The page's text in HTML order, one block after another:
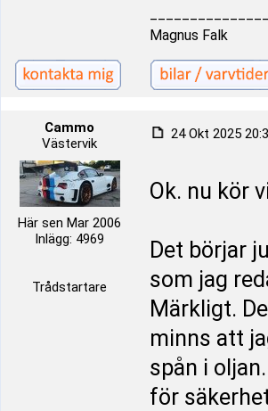
Magnus Falk
Cammo
Västervik
Här sen Mar 2006
Inlägg: 4969
Trådstartare
24 Okt 2025
Ok. nu kör
Det börjar
som jag
Märkligt.
minns att
spån i
för